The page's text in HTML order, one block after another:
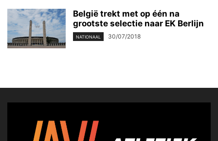
België trekt met op één na
grootste selectie naar EK Berlijn
NATIONAAL 30/07/2018